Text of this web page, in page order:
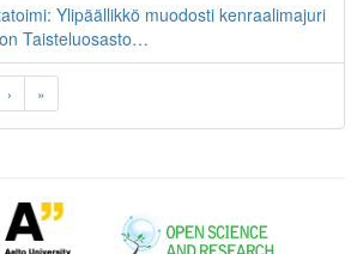
Ylipäällikkö muodosti kenraalimajuri
Taisteluosasto…
› »